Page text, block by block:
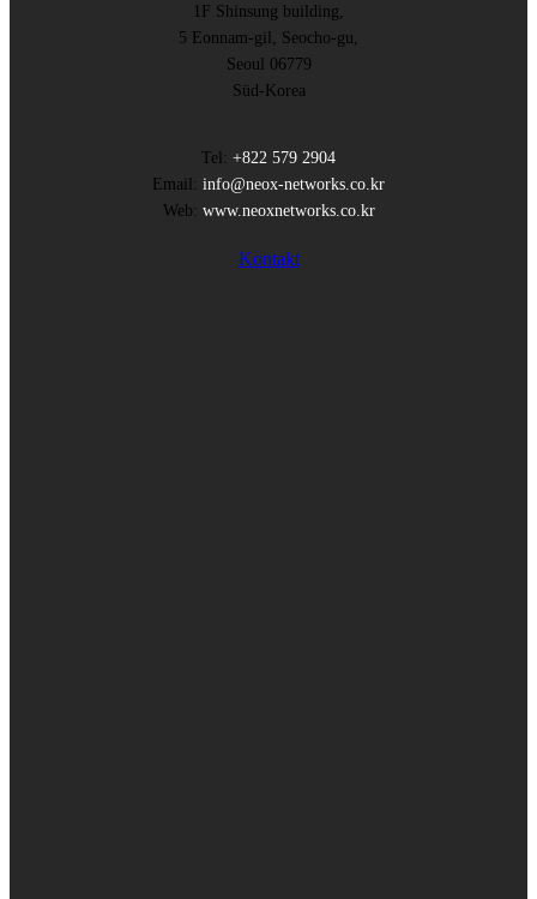
1F Shinsung building,
5 Eonnam-gil, Seocho-gu,
Seoul 06779
Süd-Korea
Tel: +822 579 2904
Email: info@neox-networks.co.kr
Web: www.neoxnetworks.co.kr
Kontakt